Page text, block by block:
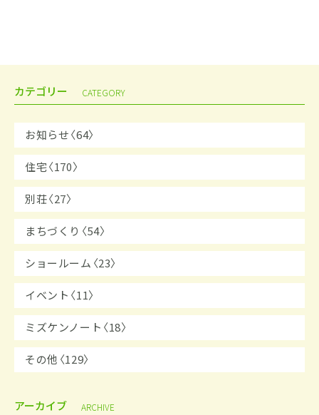
カテゴリー CATEGORY
お知らせ〈64〉
住宅〈170〉
別荘〈27〉
まちづくり〈54〉
ショールーム〈23〉
イベント〈11〉
ミズケンノート〈18〉
その他〈129〉
アーカイブ ARCHIVE